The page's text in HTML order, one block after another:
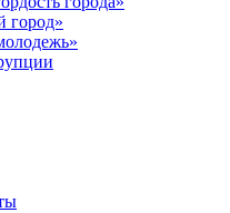
город»